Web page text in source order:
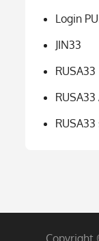
Login
JIN33
RUSA33
Copyright